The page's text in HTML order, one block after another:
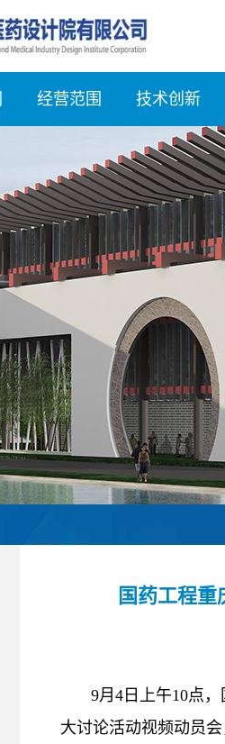
经营范围 技术创新
国药工程
9月4日上午10点
大讨论活动视频动员